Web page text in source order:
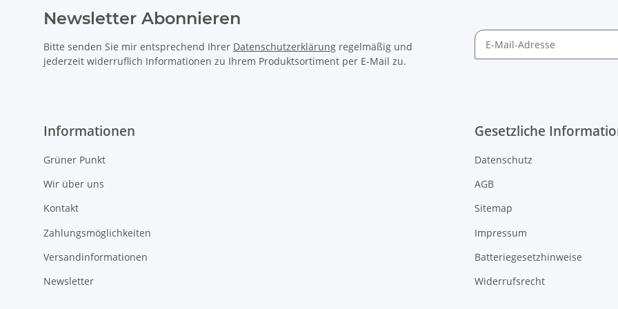
Newsletter Abonnieren
Bitte senden Sie mir entsprechend Ihrer Datenschutzerklärung regelmäßig und
jederzeit widerruflich Informationen zu Ihrem Produktsortiment per E-Mail zu.
Informationen
Grüner Punkt
Wir über uns
Kontakt
Zahlungsmöglichkeiten
Versandinformationen
Newsletter
Gesetzliche
Datenschutz
AGB
Sitemap
Impressum
Batteriegesetzhinweise
Widerrufsrecht